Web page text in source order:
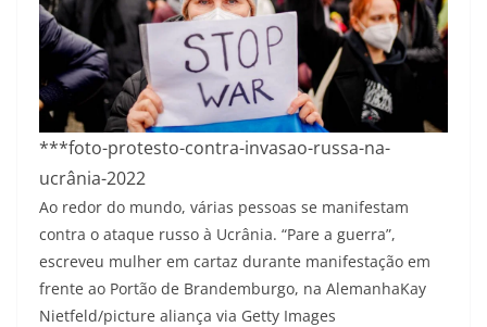
***foto-protesto-contra-invasao-russa-na-
ucrânia-2022
Ao redor do mundo, várias pessoas se manifestam
contra o ataque russo à Ucrânia. “Pare a guerra”,
escreveu mulher em cartaz durante manifestação em
frente ao Portão de Brandemburgo, na AlemanhaKay
Nietfeld/picture aliança via Getty Images